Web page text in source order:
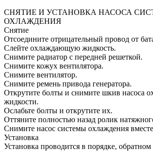
СНЯТИЕ И УСТАНОВКА НАСОСА
ОХЛАЖДЕНИЯ
Снятие
Отсоедините отрицательный провод от
Слейте охлаждающую жидкость.
Снимите радиатор с передней решеткой.
Снимите кожух вентилятора.
Снимите вентилятор.
Снимите ремень привода генератора.
Открутите болты и снимите шкив насоса
жидкости.
Ослабьте болты и открутите их.
Оттяните полностью назад ролик
Снимите насос системы охлаждения
Установка
Установка проводится в порядке,